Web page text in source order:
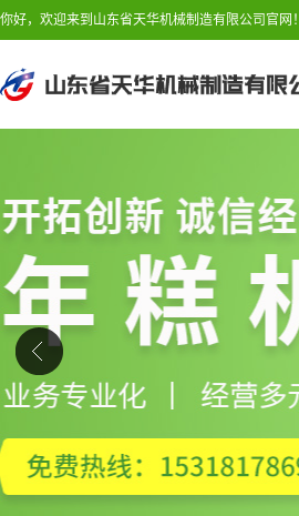
你好，欢迎来到山东省天华机械制造有限公司官网！